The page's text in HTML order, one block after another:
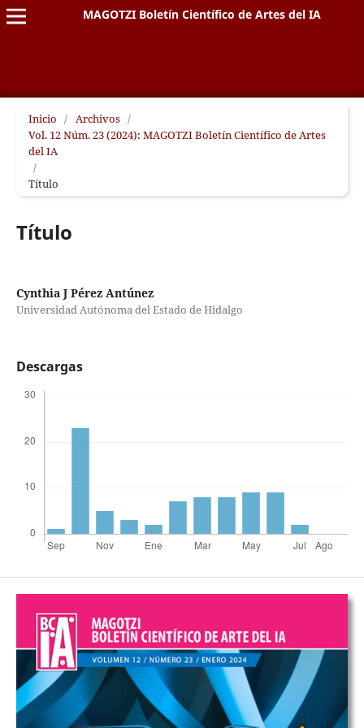
MAGOTZI Boletín Científico de Artes del IA
Inicio / Archivos /
Vol. 12 Núm. 23 (2024): MAGOTZI Boletín Científico de Artes
del IA
/
Título
Título
Cynthia J Pérez Antúnez
Universidad Autónoma del Estado de Hidalgo
Descargas